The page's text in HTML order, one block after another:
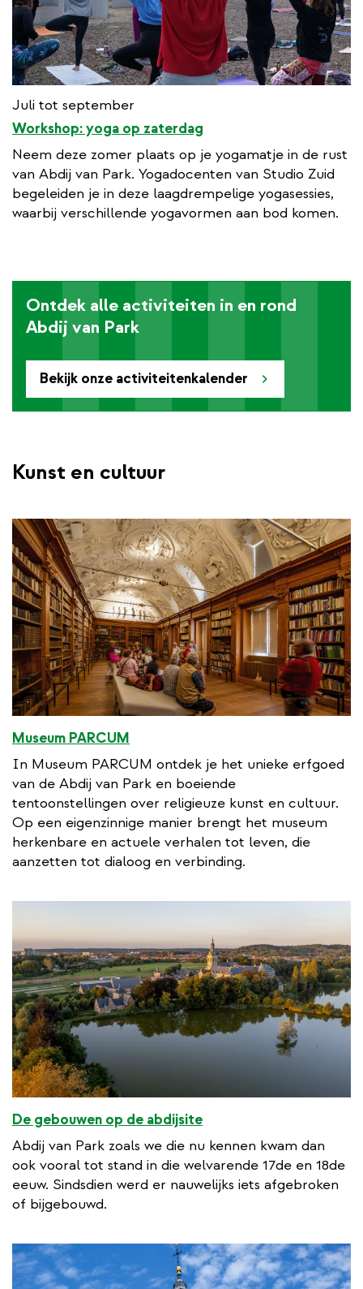
Juli tot september
Workshop: yoga op zaterdag
Neem deze zomer plaats op je yogamatje in de rust
van Abdij van Park. Yogadocenten van Studio Zuid
begeleiden je in deze laagdrempelige yogasessies,
waarbij verschillende yogavormen aan bod komen.
Bekijk onze activiteitenkalender
Ontdek alle activiteiten in en rond
Abdij van Park
Kunst en cultuur
Museum PARCUM
In Museum PARCUM ontdek je het unieke erfgoed
van de Abdij van Park en boeiende
tentoonstellingen over religieuze kunst en cultuur.
Op een eigenzinnige manier brengt het museum
herkenbare en actuele verhalen tot leven, die
aanzetten tot dialoog en verbinding.
De gebouwen op de abdijsite
Abdij van Park zoals we die nu kennen kwam dan
ook vooral tot stand in die welvarende 17de en 18de
eeuw. Sindsdien werd er nauwelijks iets afgebroken
of bijgebouwd.